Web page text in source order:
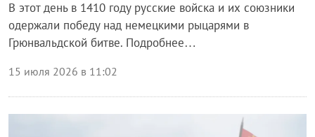
В этот день в 1410 году русские войска и их союзники
одержали победу над немецкими рыцарями в
Грюнвальдской битве. Подробнее…
15 июля 2026 в 11:02